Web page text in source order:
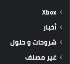
Xbox
أخبار
شروحات و حلول
غير مصنف